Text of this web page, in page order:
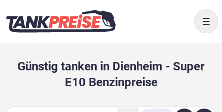
Günstig tanken in Dienheim - Super
E10 Benzinpreise